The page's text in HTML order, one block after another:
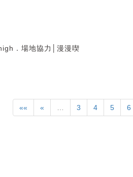
．場地協力│漫漫喫
«« « … 3 4 5 6